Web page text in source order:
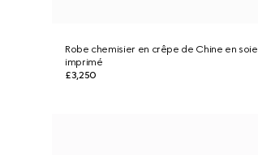
Robe chemisier en crêpe de Chine en soie
imprimé
£3,250